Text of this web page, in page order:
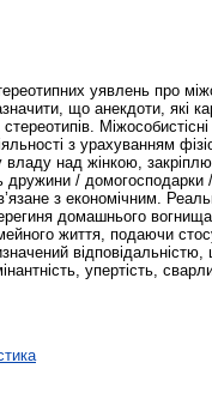
уявлень про
що анекдоти, які
з урахуванням
над жінкою,
/
з економічним.
домашнього
життя, подаючи
упертість,